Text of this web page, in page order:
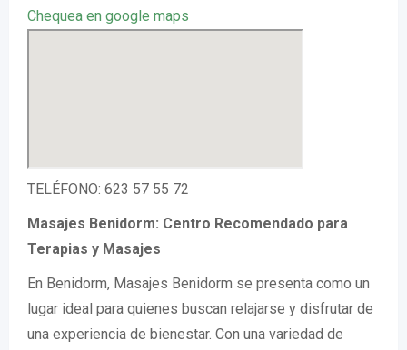
Chequea en google maps
TELÉFONO: 623 57 55 72
Masajes Benidorm: Centro Recomendado para
Terapias y Masajes
En Benidorm, Masajes Benidorm se presenta como un
lugar ideal para quienes buscan relajarse y disfrutar de
una experiencia de bienestar. Con una variedad de